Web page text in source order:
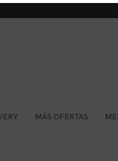
MÁS OFERTAS